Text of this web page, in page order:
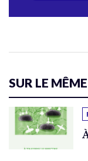
SUR LE